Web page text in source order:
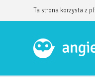
Ta strona korzysta z